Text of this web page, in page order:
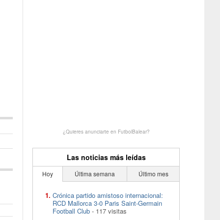
¿Quieres anunciarte en FutbolBalear?
Las noticias más leídas
Hoy Última semana Último mes
Crónica partido amistoso internacional:
RCD Mallorca 3-0 Paris Saint-Germain
Football Club - 117 visitas